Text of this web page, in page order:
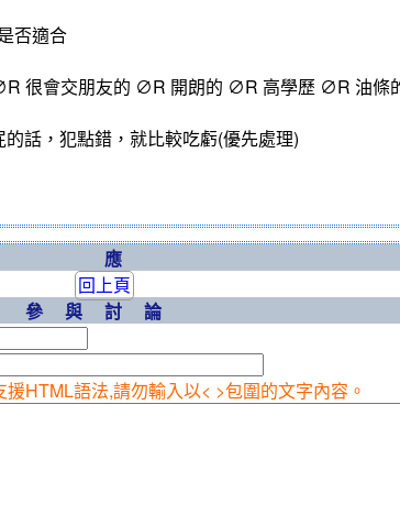
否適合
很會交朋友的 ∅R 開朗的 ∅R 高學歷 ∅R 油條
話，犯點錯，就比較吃虧(優先處理)
應
回上頁
參與討論
HTML語法,請勿輸入以< >包圍的文字內容。